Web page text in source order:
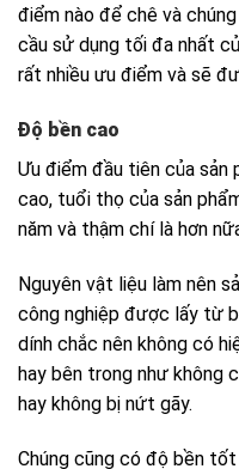
điểm nào để chê và
cầu sử dụng tối đa nhất
rất nhiều ưu điểm và sẽ
Độ bền cao
Ưu điểm đầu tiên của sản
cao, tuổi thọ của sản
năm và thậm chí là hơn
Nguyên vật liệu làm nên
công nghiệp được lấy từ
dính chắc nên không có
hay bên trong như không
hay không bị nứt gãy.
Chúng cũng có độ bền